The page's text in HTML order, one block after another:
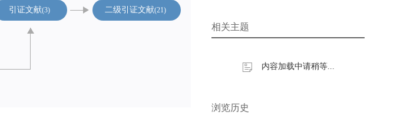
引证文献 3 二级引证文献 21
相关主题
内容加载中请稍等...
浏览历史